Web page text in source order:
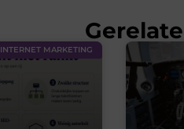
INTERNET MARKETING